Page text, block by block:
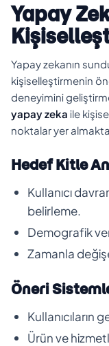
Yapay
Yapay zekanın
kişiselleştirmenin
deneyimini
yapay zeka ile
noktalar yer
Hedef Kitle
Kullanıcı
belirleme.
Demografik
Zamanla
Öneri
Kullanıcıların
Ürün ve